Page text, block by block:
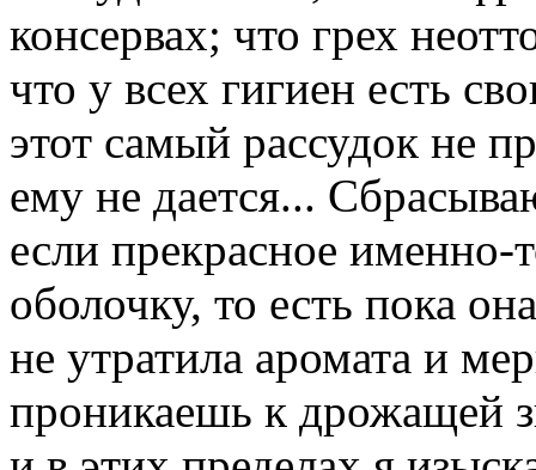
консервах; что грех
что у всех гигиен есть
этот самый рассудок не
ему не дается...
если прекрасное именно-
оболочку, то есть пока
не утратила аромата и
проникаешь к дрожащей